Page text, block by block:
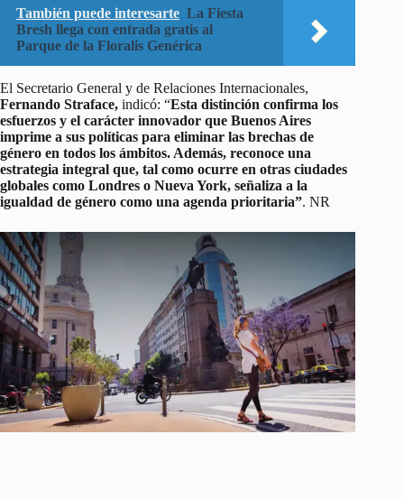
También puede interesarte La Fiesta
Bresh llega con entrada gratis al
Parque de la Floralis Genérica
El Secretario General y de Relaciones Internacionales,
Fernando Straface, indicó: “Esta distinción confirma los
esfuerzos y el carácter innovador que Buenos Aires
imprime a sus políticas para eliminar las brechas de
género en todos los ámbitos. Además, reconoce una
estrategia integral que, tal como ocurre en otras ciudades
globales como Londres o Nueva York, señaliza a la
igualdad de género como una agenda prioritaria”. NR